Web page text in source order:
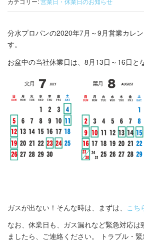
分水プロパンの2020年7月～9月営業カレ
す。
お盆中の当社休業日は、8月13日～16日と
ガスが出ない！そんな時は、まずは、 こち
なお、休業日も、ガス漏れなど緊急対応は
ましたら、ご連絡ください。 トラブル・緊